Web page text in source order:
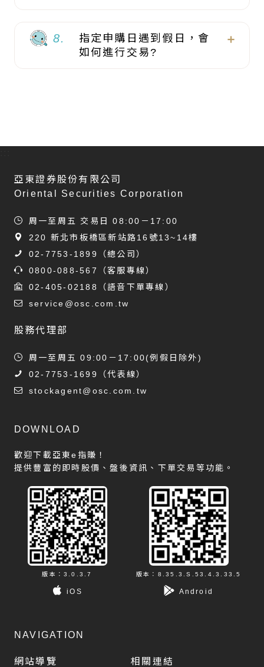
8.
指定申購日遇到假日，會
如何進行交易?
亞東證券股份有限公司
Oriental Securities Corporation
周一至周五 交易日 08:00－17:00
220 新北市板橋區新站路16號13~14樓
02-7753-1899
（總公司）
0800-088-567
（客服專線）
02-405-02188
（語音下單專線）
service@osc.com.tw
股務代理部
周一至周五 09:00－17:00(例假日除外)
02-7753-1699
（代表線）
stockagent@osc.com.tw
DOWNLOAD
歡迎下載亞東e指賺！
提供豐富的即時股價、盤後資訊、下單交易等功能。
版本：3.0.3.7
iOS
版本：8.35.3.S.53.4.3.33.5
Android
NAVIGATION
網站導覽
相關連結